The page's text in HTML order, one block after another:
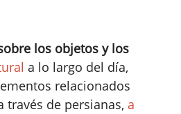
los objetos y los
a lo largo del día,
relacionados
través de persianas, a